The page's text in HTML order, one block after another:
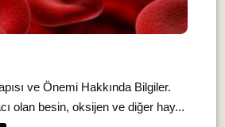
ve Önemi Hakkında Bilgiler.
olan besin, oksijen ve diğer hay...